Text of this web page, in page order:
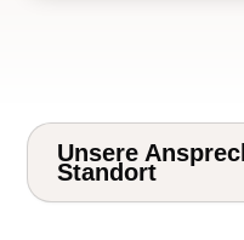
Unsere
Standort